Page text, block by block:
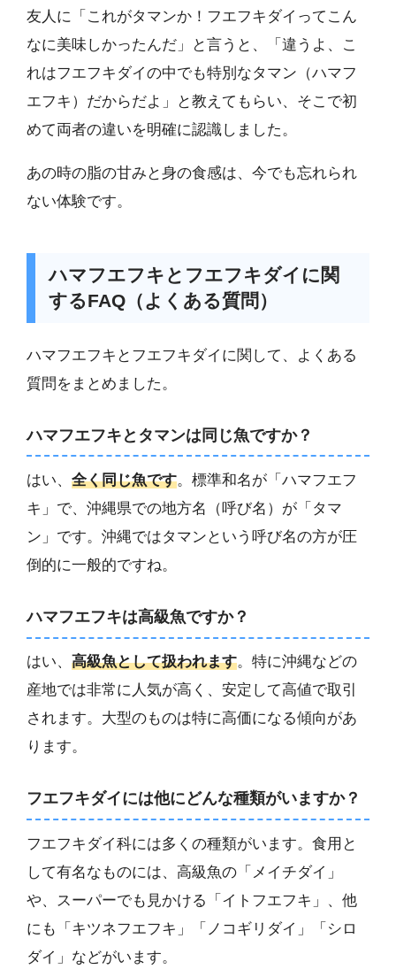
友人に「これがタマンか！フエフキダイってこん
なに美味しかったんだ」と言うと、「違うよ、こ
れはフエフキダイの中でも特別なタマン（ハマフ
エフキ）だからだよ」と教えてもらい、そこで初
めて両者の違いを明確に認識しました。
あの時の脂の甘みと身の食感は、今でも忘れられ
ない体験です。
ハマフエフキとフエフキダイに関
するFAQ（よくある質問）
ハマフエフキとフエフキダイに関して、よくある
質問をまとめました。
ハマフエフキとタマンは同じ魚ですか？
はい、 全く同じ魚です。標準和名が「ハマフエフ
キ」で、沖縄県での地方名（呼び名）が「タマ
ン」です。沖縄ではタマンという呼び名の方が圧
倒的に一般的ですね。
ハマフエフキは高級魚ですか？
はい、 高級魚として扱われます。特に沖縄などの
産地では非常に人気が高く、安定して高値で取引
されます。大型のものは特に高価になる傾向があ
ります。
フエフキダイには他にどんな種類がいますか？
フエフキダイ科には多くの種類がいます。食用と
して有名なものには、高級魚の「メイチダイ」
や、スーパーでも見かける「イトフエフキ」、他
にも「キツネフエフキ」「ノコギリダイ」「シロ
ダイ」などがいます。